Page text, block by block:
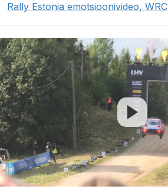
Rally Estonia emotsioonivideo, WRC